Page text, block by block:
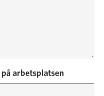
arbetsplatsen